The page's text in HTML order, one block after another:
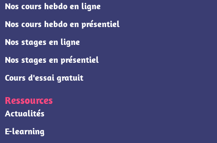
Nos cours hebdo en ligne
Nos cours hebdo en présentiel
Nos stages en ligne
Nos stages en présentiel
Cours d'essai gratuit
Ressources
Actualités
E-learning